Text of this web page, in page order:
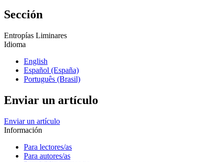
Sección
Entropías Liminares
Idioma
English
Español (España)
Português (Brasil)
Enviar un artículo
Enviar un artículo
Información
Para lectores/as
Para autores/as